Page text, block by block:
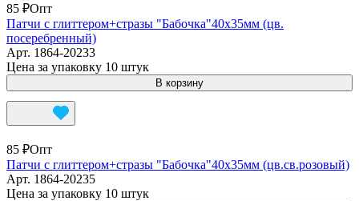
85 ₽Опт
Патчи с глиттером+стразы "Бабочка"40х35мм (цв.
посеребренный)
Арт. 1864-20233
Цена за упаковку 10 штук
В корзину
85 ₽Опт
Патчи с глиттером+стразы "Бабочка"40х35мм (цв.св.розовый)
Арт. 1864-20235
Цена за упаковку 10 штук